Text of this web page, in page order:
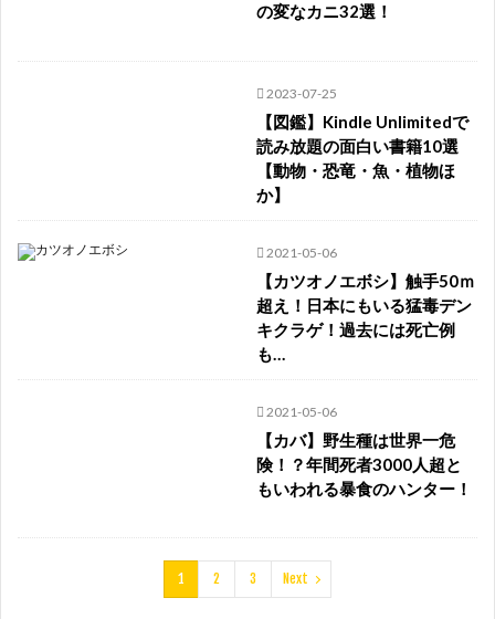
の変なカニ32選！
2023-07-25
【図鑑】Kindle Unlimitedで
読み放題の面白い書籍10選
【動物・恐竜・魚・植物ほ
か】
2021-05-06
【カツオノエボシ】触手50ｍ
超え！日本にもいる猛毒デン
キクラゲ！過去には死亡例
も…
2021-05-06
【カバ】野生種は世界一危
険！？年間死者3000人超と
もいわれる暴食のハンター！
1 2 3 Next